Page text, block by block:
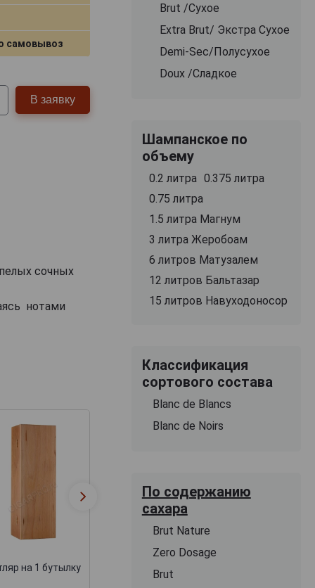
самовывоз
В заявку
сочных
нотами
на 1 бутылку
Деревянная
коробка для коньяка
Футляр Бордо
подарочный
Brut /Сухое
Extra Brut/ Экстра Сухое
Demi-Sec/Полусухое
Doux /Сладкое
Шампанское по
объему
0.2 литра 0.375 литра
0.75 литра
1.5 литра Магнум
3 литра Жеробоам
6 литров Матузалем
12 литров Бальтазар
15 литров Навуходоносор
Классификация
сортового состава
Blanc de Blancs
Blanc de Noirs
По содержанию
сахара
Brut Nature
Zero Dosage
Brut